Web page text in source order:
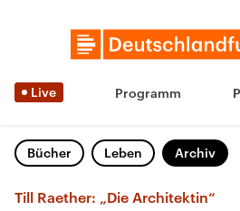
Live Programm
Bücher Leben Archiv
Till Raether: „Die Architektin“